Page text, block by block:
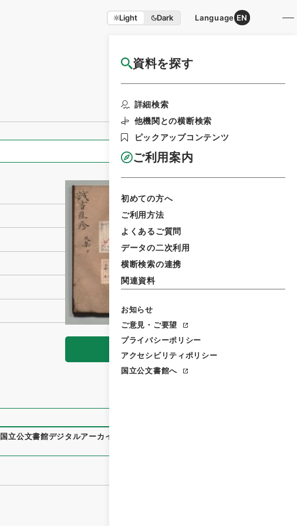
Light Dark Language EN
資料を探す
詳細検索
他機関との横断検索
ピックアップコンテンツ
ご利用案内
初めての方へ
ご利用方法
よくあるご質問
データの二次利用
横断検索の連携
関連資料
お知らせ
ご意見・ご要望
プライバシーポリシー
アクセシビリティポリシー
国立公文書館へ
国立公文書館HP利用案内
全ての情報
国立公文書館デジタルアーカイブ